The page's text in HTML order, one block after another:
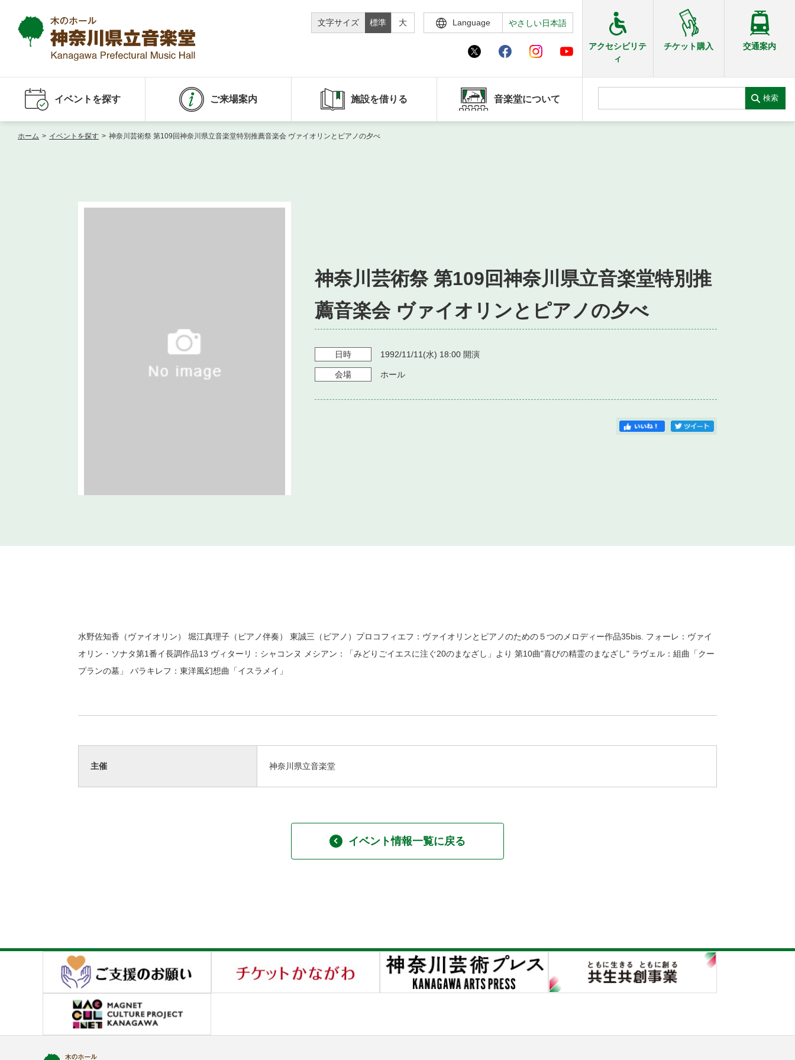
文字サイズ 標準 大 Language やさしい日本語
アクセシビリテ
ィ
チケット購入 交通案内
イベントを探す ご来場案内 施設を借りる 音楽堂について 検索
ホーム > イベントを探す > 神奈川芸術祭 第109回神奈川県立音楽堂特別推薦音楽会 ヴァイオリンとピアノの夕べ
神奈川芸術祭 第109回神奈川県立音楽堂特別推
薦音楽会 ヴァイオリンとピアノの夕べ
日時 1992/11/11 (水) 18:00 開演
会場 ホール
水野佐知香（ヴァイオリン） 堀江真理子（ピアノ伴奏） 東誠三（ピアノ）プロコフィエフ：ヴァイオリンとピアノのための５つのメロディー作品35bis. フォーレ：ヴァイ
オリン・ソナタ第1番イ長調作品13 ヴィターリ：シャコンヌ メシアン：「みどりごイエスに注ぐ20のまなざし」より 第10曲"喜びの精霊のまなざし" ラヴェル：組曲「クー
プランの墓」 バラキレフ：東洋風幻想曲「イスラメイ」
主催 神奈川県立音楽堂
イベント情報一覧に戻る